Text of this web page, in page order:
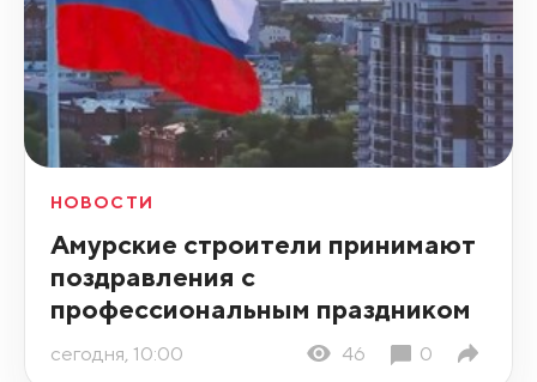
НОВОСТИ
Амурские строители принимают
поздравления с
профессиональным праздником
сегодня, 10:00 46 0